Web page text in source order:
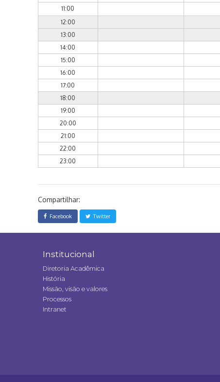
11:00
12:00
13:00
14:00
15:00
16:00
17:00
18:00
19:00
20:00
21:00
22:00
23:00
Compartilhar:
Facebook Twitter
Institucional
Diretoria Acadêmica
História
Missão, visão e valores
Processos
Intranet